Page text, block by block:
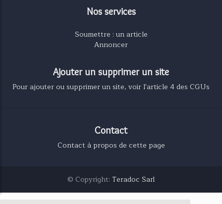
Nos services
Soumettre : un article
Annoncer
Ajouter un supprimer un site
Pour ajouter ou supprimer un site, voir l'article 4 des CGUs
Contact
Contact à propos de cette page
© Copyright: Teradoc Sarl